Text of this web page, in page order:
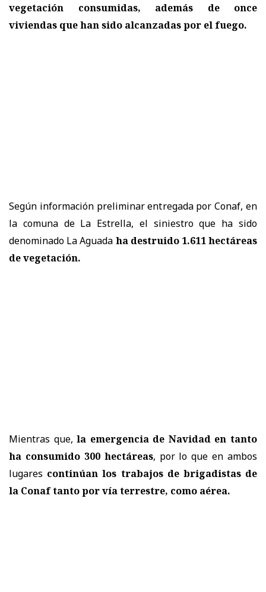
vegetación consumidas, además de once
viviendas que han sido alcanzadas por el fuego.
Según información preliminar entregada por Conaf, en
la comuna de La Estrella, el siniestro que ha sido
denominado La Aguada ha destruido 1.611 hectáreas
de vegetación.
Mientras que, la emergencia de Navidad en tanto
ha consumido 300 hectáreas, por lo que en ambos
lugares continúan los trabajos de brigadistas de
la Conaf tanto por vía terrestre, como aérea.